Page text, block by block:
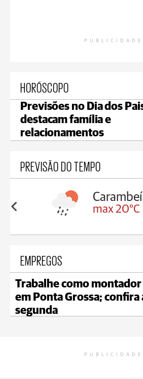
PUBLICIDADE
HORÓSCOPO
Previsões no Dia dos
destacam família e
relacionamentos
PREVISÃO DO TEMPO
18°C
Carambeí
max 20°C
EMPREGOS
Trabalhe como
em Ponta Grossa; confira
segunda
PUBLICIDADE